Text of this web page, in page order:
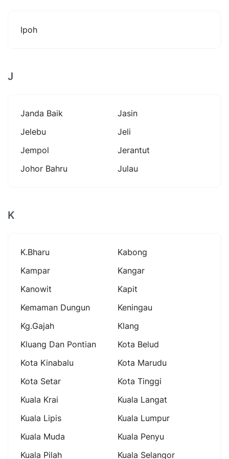
Ipoh
J
Janda Baik
Jasin
Jelebu
Jeli
Jempol
Jerantut
Johor Bahru
Julau
K
K.bharu
Kabong
Kampar
Kangar
Kanowit
Kapit
Kemaman Dungun
Keningau
Kg.gajah
Klang
Kluang Dan Pontian
Kota Belud
Kota Kinabalu
Kota Marudu
Kota Setar
Kota Tinggi
Kuala Krai
Kuala Langat
Kuala Lipis
Kuala Lumpur
Kuala Muda
Kuala Penyu
Kuala Pilah
Kuala Selangor